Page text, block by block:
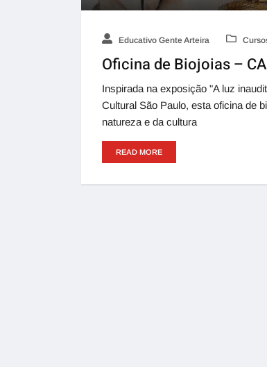
Educativo Gente Arteira
Oficina de Biojoias –
Inspirada na exposição "A luz
Cultural São Paulo, esta oficina de
natureza e da cultura
READ MORE